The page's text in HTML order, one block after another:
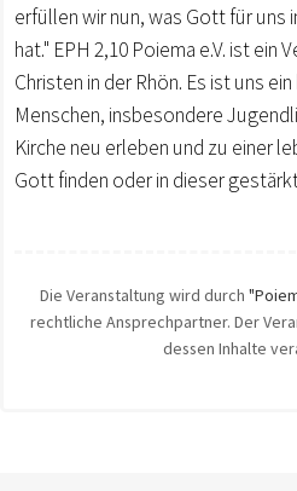
erfüllen wir nun, was Gott für
hat." EPH 2,10 Poiema e.V. ist ein
Christen in der Rhön. Es ist uns
Menschen, insbesondere
Kirche neu erleben und zu einer
Gott finden oder in dieser
Die Veranstaltung wird durch
rechtliche Ansprechpartner. Der
dessen Inhalte